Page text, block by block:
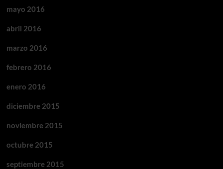
mayo 2016
abril 2016
marzo 2016
febrero 2016
enero 2016
diciembre 2015
noviembre 2015
octubre 2015
septiembre 2015